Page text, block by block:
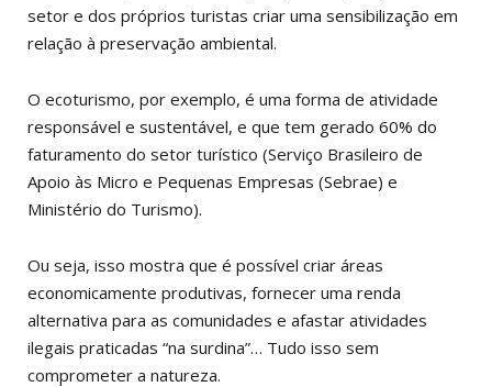
setor e dos próprios turistas criar uma sensibilização em
relação à preservação ambiental.
O ecoturismo, por exemplo, é uma forma de atividade
responsável e sustentável, e que tem gerado 60% do
faturamento do setor turístico (Serviço Brasileiro de
Apoio às Micro e Pequenas Empresas (Sebrae) e
Ministério do Turismo).
Ou seja, isso mostra que é possível criar áreas
economicamente produtivas, fornecer uma renda
alternativa para as comunidades e afastar atividades
ilegais praticadas “na surdina”… Tudo isso sem
comprometer a natureza.